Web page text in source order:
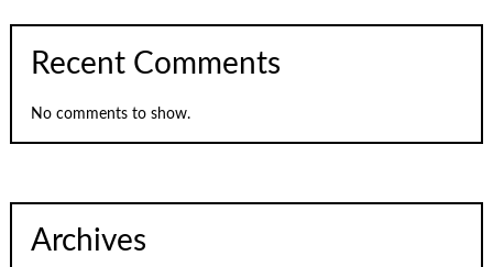
Recent Comments
No comments to show.
Archives